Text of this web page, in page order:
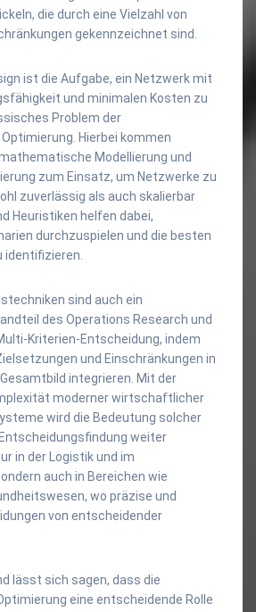
die durch eine Vielzahl von
gekennzeichnet sind.
ist die Aufgabe, ein Netzwerk mit
und minimalen Kosten zu
Problem der
Hierbei kommen
Modellierung und
zum Einsatz, um Netzwerke zu
zuverlässig als auch skalierbar
Heuristiken helfen dabei,
durchzuspielen und die besten
identifizieren.
sind auch ein
des Operations Research und
Kriterien-Entscheidung, indem
und Einschränkungen in
integrieren. Mit der
moderner wirtschaftlicher
wird die Bedeutung solcher
weiter
in der Logistik und im
auch in Bereichen wie
wo präzise und
von entscheidender
lässt sich sagen, dass die
eine entscheidende Rolle